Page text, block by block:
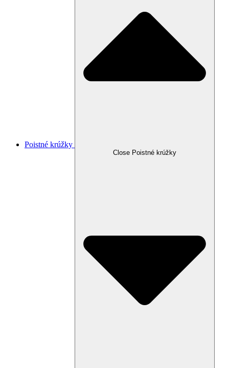
Poistné krúžky
Close Poistné krúžky